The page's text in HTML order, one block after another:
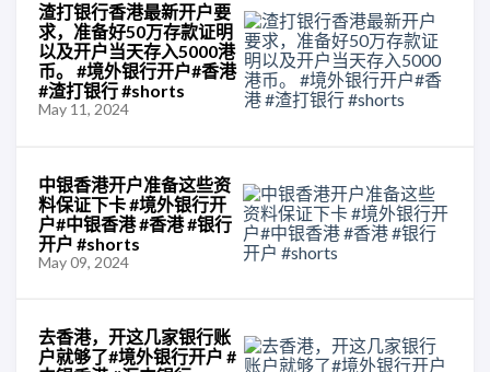
渣打银行香港最新开户要
求，准备好50万存款证明
以及开户当天存入5000港
币。 #境外银行开户#香港
#渣打银行 #shorts
May 11, 2024
中银香港开户准备这些资
料保证下卡 #境外银行开
户#中银香港 #香港 #银行
开户 #shorts
May 09, 2024
去香港，开这几家银行账
户就够了#境外银行开户 #